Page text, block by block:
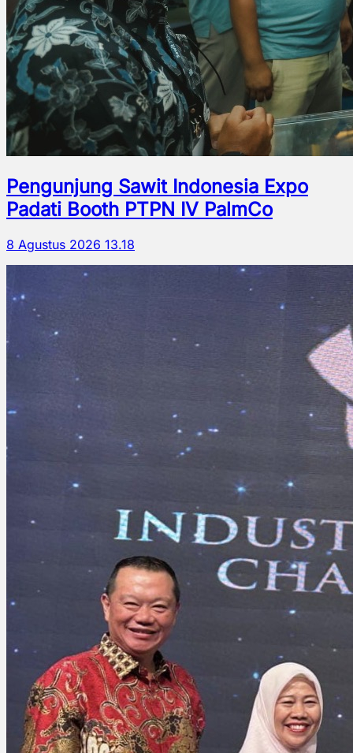
Pengunjung Sawit Indonesia Expo
Padati Booth PTPN IV PalmCo
8 Agustus 2026 13.18